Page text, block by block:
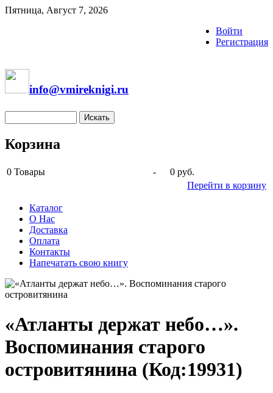
Пятница, Август 7, 2026
Войти
Регистрация
info@vmireknigi.ru
Корзина
0 Товары -
0 руб.
Перейти в корзину
Каталог
О Нас
Доставка
Оплата
Контакты
Напечатать свою книгу
«Атланты держат небо…».
Воспоминания старого
островитянина (Код:19931)